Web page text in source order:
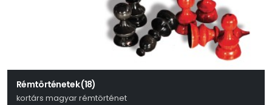
Rémtörténetek (18)
kortárs magyar rémtörténet